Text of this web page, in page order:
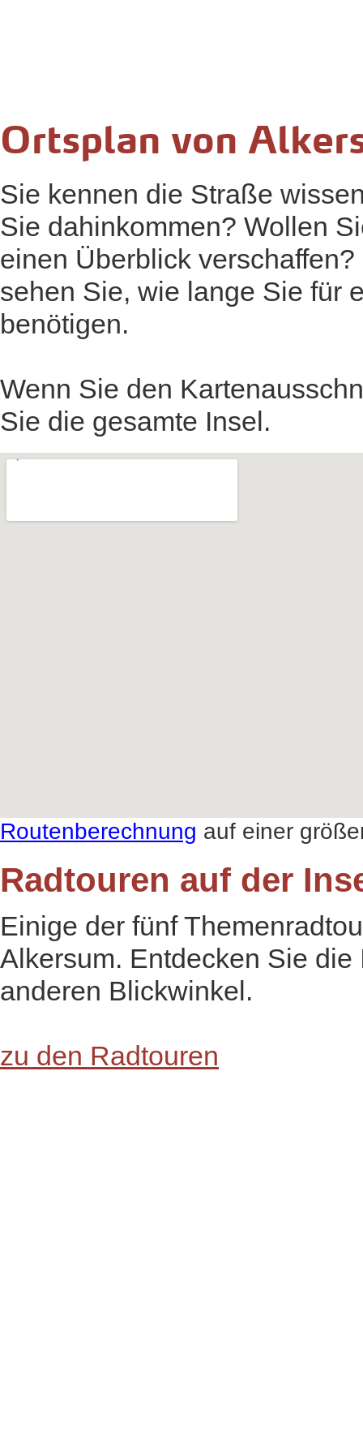
Ortsplan von
Sie kennen die Straße
Sie dahinkommen? Wollen
einen Überblick
sehen Sie, wie lange Sie für
benötigen.
Wenn Sie den
Sie die gesamte Insel.
Routenberechnung auf einer
Radtouren auf der
Einige der fünf
Alkersum. Entdecken Sie
anderen Blickwinkel.
zu den Radtouren